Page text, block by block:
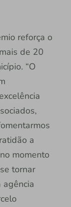
reforça o
de 20
“O
a
momento
tornar
agência